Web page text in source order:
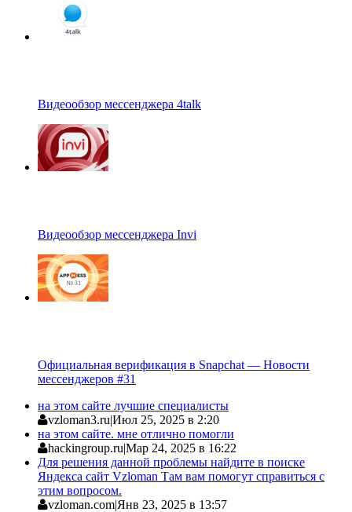
Видеообзор мессенджера 4talk
Видеообзор мессенджера Invi
Официальная верификация в Snapchat — Новости
мессенджеров #31
на этом сайте лучшие специалисты
vzloman3.ru|Июл 25, 2025 в 2:20
на этом сайте. мне отлично помогли
hackingroup.ru|Мар 24, 2025 в 16:22
Для решения данной проблемы найдите в поиске
Яндекса сайт Vzloman Там вам помогут справиться с
этим вопросом.
vzloman.com|Янв 23, 2025 в 13:57